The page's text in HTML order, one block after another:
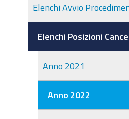
Elenchi Avvio
Elenchi Posizioni
Anno 2021
Anno 2022